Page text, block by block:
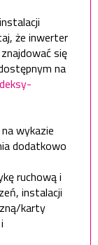
że inwerter
się
na
wykazie
dodatkowo
ruchową i
instalacji
karty